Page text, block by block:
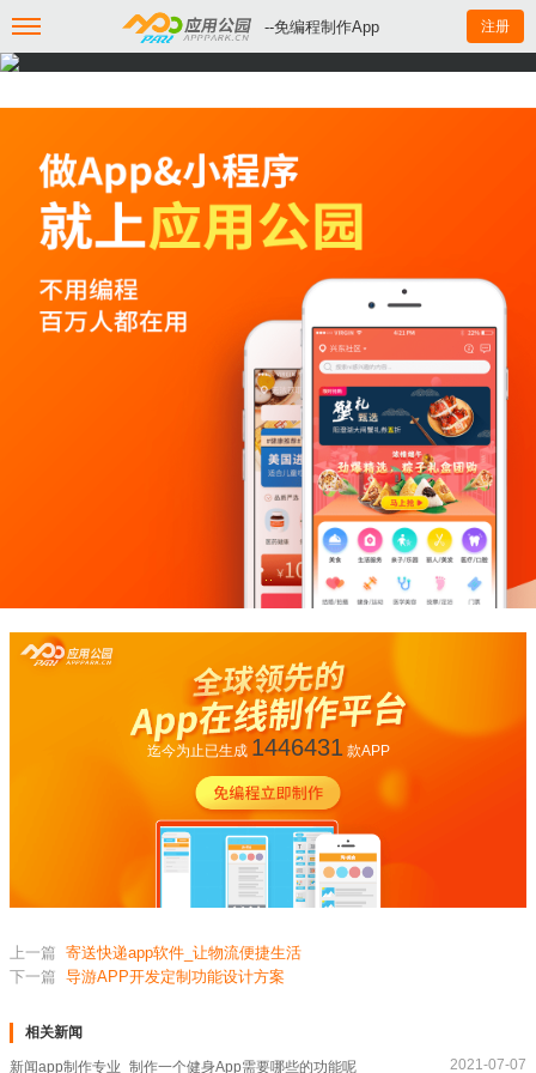
--免编程制作App 注册
迄今为止已生成 1446431款APP
上一篇 寄送快递app软件_让物流便捷生活
下一篇 导游APP开发定制功能设计方案
相关新闻
新闻app制作专业_制作一个健身App需要哪些的功能呢 2021-07-07